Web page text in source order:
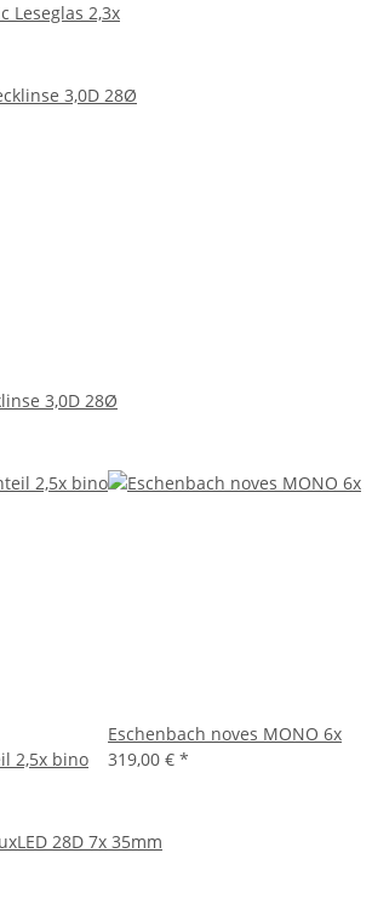
Leseglas 2,3x
3,0D 28Ø
2,5x bino
Eschenbach noves MONO 6x
319,00 € *